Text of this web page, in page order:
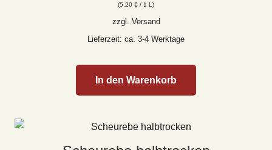
(5,20 € / 1 L)
zzgl. Versand
Lieferzeit: ca. 3-4 Werktage
In den Warenkorb